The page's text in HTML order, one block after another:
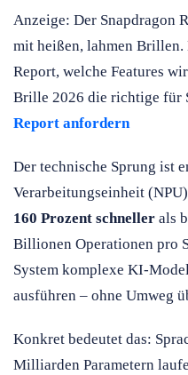
Anzeige: Der Snapdragon
mit heißen, lahmen Brillen.
Report, welche Features
Brille 2026 die richtige für
Report anfordern
Der technische Sprung ist
Verarbeitungseinheit
160 Prozent schneller als
Billionen Operationen pro
System komplexe KI-
ausführen – ohne Umweg
Konkret bedeutet das:
Milliarden Parametern